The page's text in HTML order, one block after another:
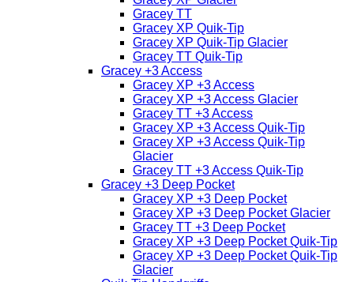
Gracey TT
Gracey XP Quik-Tip
Gracey XP Quik-Tip Glacier
Gracey TT Quik-Tip
Gracey +3 Access
Gracey XP +3 Access
Gracey XP +3 Access Glacier
Gracey TT +3 Access
Gracey XP +3 Access Quik-Tip
Gracey XP +3 Access Quik-Tip
Glacier
Gracey TT +3 Access Quik-Tip
Gracey +3 Deep Pocket
Gracey XP +3 Deep Pocket
Gracey XP +3 Deep Pocket Glacier
Gracey TT +3 Deep Pocket
Gracey XP +3 Deep Pocket Quik-Tip
Gracey XP +3 Deep Pocket Quik-Tip
Glacier